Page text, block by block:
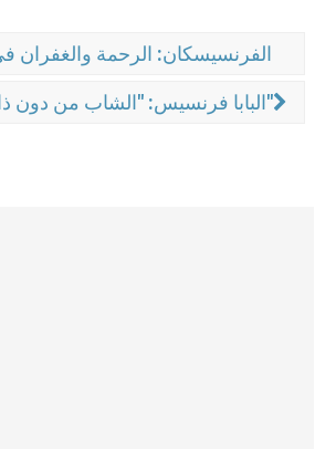
الفرنسيسكان: الرحمة والغفران
البابا فرنسيس: "الشاب من دون ذاكرة لا يملك الأمل"